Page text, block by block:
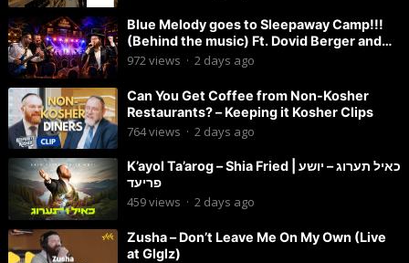
Blue Melody goes to Sleepaway Camp!!!
(Behind the music) Ft. Dovid Berger and
Chaim Brown
972views · 2 days ago
Can You Get Coffee from Non-Kosher
Restaurants? – Keeping it Kosher Clips
764views · 2 days ago
K’ayol Ta’arog – Shia Fried | כאיל תערוג – יושע
פריעד
459views · 2 days ago
Zusha – Don’t Leave Me On My Own (Live
at Glglz)